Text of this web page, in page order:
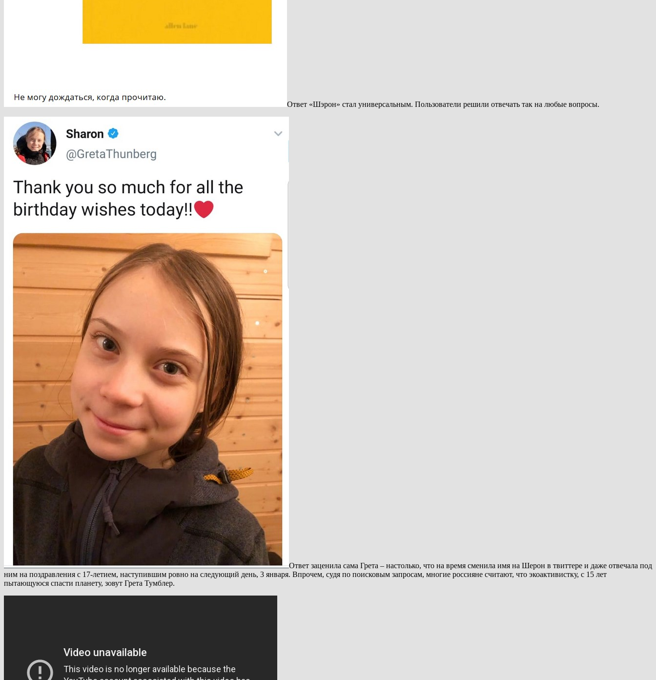
Ответ «Шэрон» стал универсальным. Пользователи решили отвечать так на любые вопросы.
Ответ заценила сама Грета – настолько, что на время сменила имя на Шерон в твиттере и даже отвечала под
ним на поздравления с 17-летием, наступившим ровно на следующий день, 3 января. Впрочем, судя по поисковым запросам, многие россияне считают, что экоактивистку, с 15 лет
пытающуюся спасти планету, зовут Грета Тумблер.